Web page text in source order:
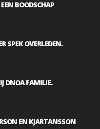
BOODSCHAP
SPEK OVERLEDEN.
DNOA FAMILIE.
EN KJARTANSSON